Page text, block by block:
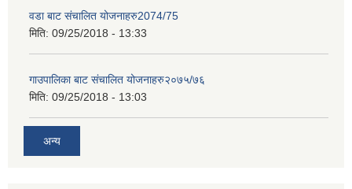
वडा बाट संचालित योजनाहरु2074/75
मिति: 09/25/2018 - 13:33
गाउपालिका बाट संचालित योजनाहरु२०७५/७६
मिति: 09/25/2018 - 13:03
अन्य